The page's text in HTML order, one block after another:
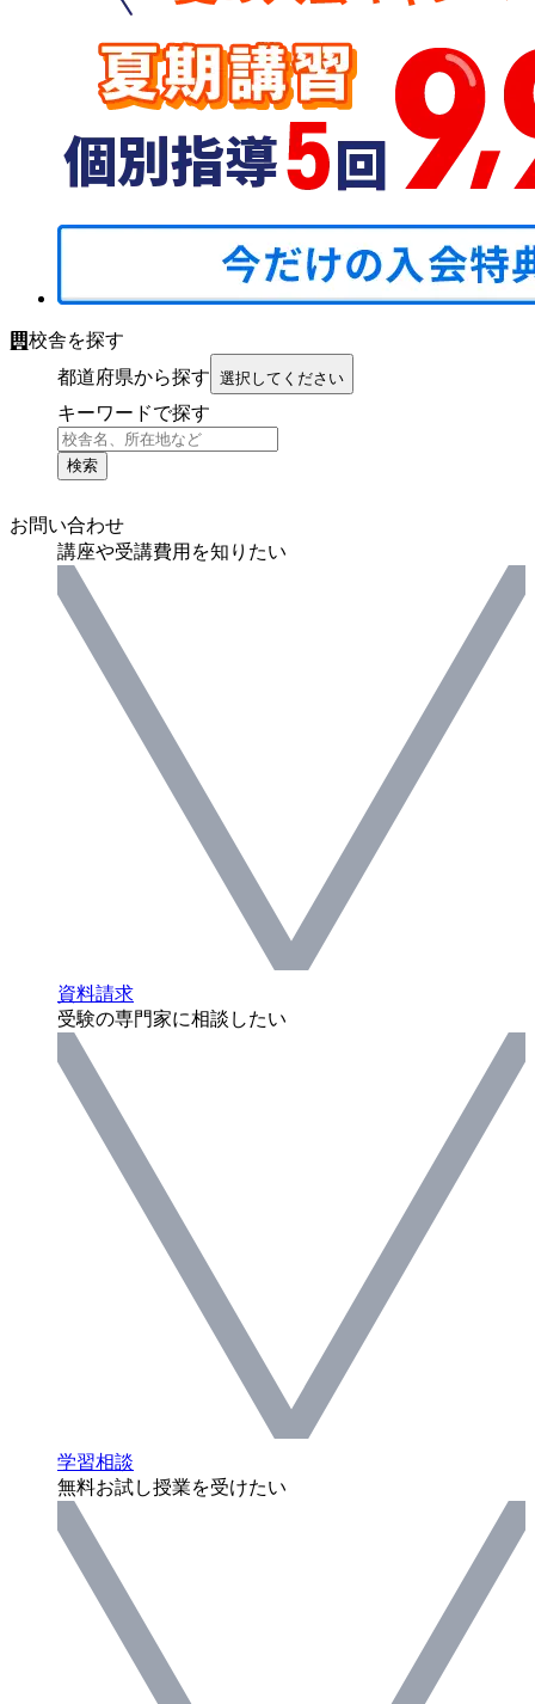
校舎を探す
都道府県から探す 選択してください
キーワードで探す
検索
お問い合わせ
講座や受講費用を知りたい
資料請求
受験の専門家に相談したい
学習相談
無料お試し授業を受けたい